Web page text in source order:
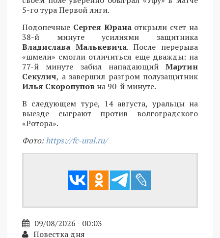
5-го тура Первой лиги.
Подопечные Сергея Юрана открыли счет на
38-й минуте усилиями защитника
Владислава Малькевича. После перерыва
«шмели» смогли отличиться еще дважды: на
77-й минуте забил нападающий Мартин
Секулич, а завершил разгром полузащитник
Илья Скоропупов на 90-й минуте.
В следующем туре, 14 августа, уральцы на
выезде сыграют против волгоградского
«Ротора».
Фото:https://fc-ural.ru/
09/08/2026 - 00:03
Повестка дня